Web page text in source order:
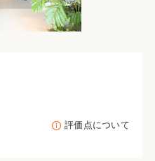
評価点について